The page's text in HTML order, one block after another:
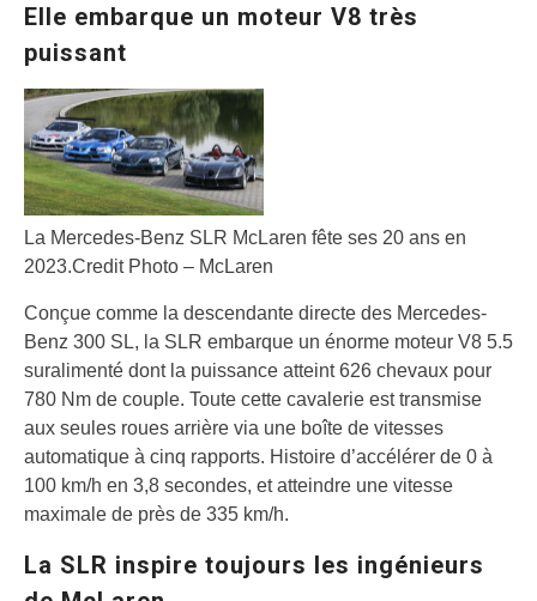
Elle embarque un moteur V8 très
puissant
La Mercedes-Benz SLR McLaren fête ses 20 ans en
2023.Credit Photo – McLaren
Conçue comme la descendante directe des Mercedes-
Benz 300 SL, la SLR embarque un énorme moteur V8 5.5
suralimenté dont la puissance atteint 626 chevaux pour
780 Nm de couple. Toute cette cavalerie est transmise
aux seules roues arrière via une boîte de vitesses
automatique à cinq rapports. Histoire d’accélérer de 0 à
100 km/h en 3,8 secondes, et atteindre une vitesse
maximale de près de 335 km/h.
La SLR inspire toujours les ingénieurs